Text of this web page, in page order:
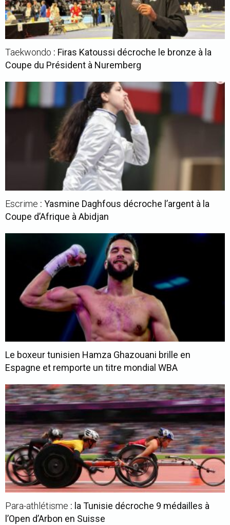
Taekwondo : Firas Katoussi décroche le bronze à la
Coupe du Président à Nuremberg
Escrime : Yasmine Daghfous décroche l’argent à la
Coupe d’Afrique à Abidjan
Le boxeur tunisien Hamza Ghazouani brille en
Espagne et remporte un titre mondial WBA
Para-athlétisme : la Tunisie décroche 9 médailles à
l’Open d’Arbon en Suisse